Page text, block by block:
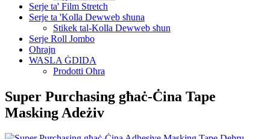
Serje ta' Film Stretch
Serje ta 'Kolla Dewweb sħuna
Stikek tal-Kolla Dewweb sħun
Serje Roll Jombo
Oħrajn
WASLA ĠDIDA
Prodotti Oħra
Super Purchasing għaċ-Ċina Tape
Masking Adeżiv